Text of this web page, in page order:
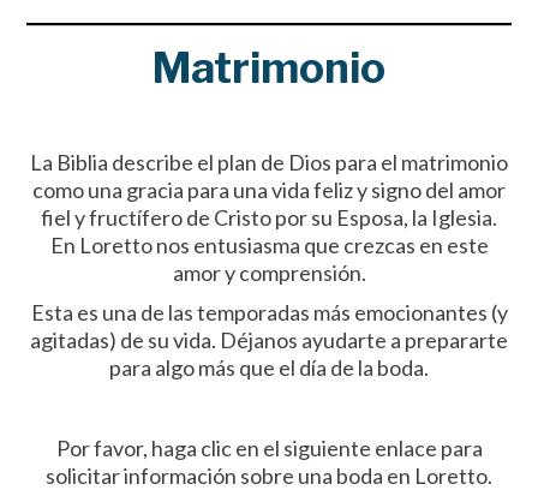
Matrimonio
La Biblia describe el plan de Dios para el matrimonio
como una gracia para una vida feliz y signo del amor
fiel y fructífero de Cristo por su Esposa, la Iglesia.
En Loretto nos entusiasma que crezcas en este
amor y comprensión.
Esta es una de las temporadas más emocionantes (y
agitadas) de su vida. Déjanos ayudarte a prepararte
para algo más que el día de la boda.
Por favor, haga clic en el siguiente enlace para
solicitar información sobre una boda en Loretto.